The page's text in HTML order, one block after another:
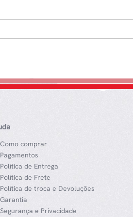
Como comprar
Pagamentos
Política de Entrega
Política de Frete
Política de troca e Devoluções
Garantia
Segurança e Privacidade